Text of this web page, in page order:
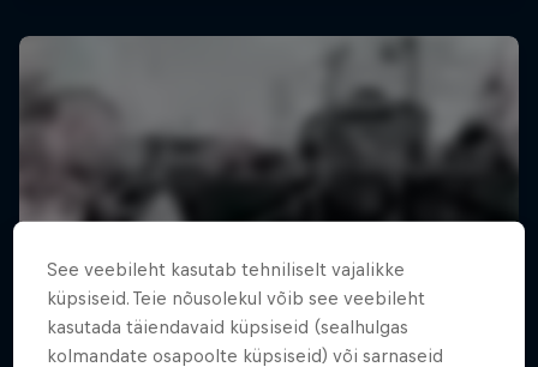
See veebileht kasutab tehniliselt vajalikke
küpsiseid. Teie nõusolekul võib see veebileht
kasutada täiendavaid küpsiseid (sealhulgas
kolmandate osapoolte küpsiseid) või sarnaseid